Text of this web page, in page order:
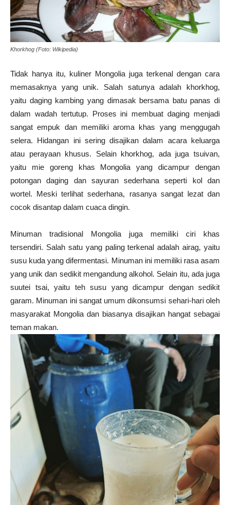
Khorkhog (Foto: Wikipedia)
Tidak hanya itu, kuliner Mongolia juga terkenal dengan cara
memasaknya yang unik. Salah satunya adalah khorkhog,
yaitu daging kambing yang dimasak bersama batu panas di
dalam wadah tertutup. Proses ini membuat daging menjadi
sangat empuk dan memiliki aroma khas yang menggugah
selera. Hidangan ini sering disajikan dalam acara keluarga
atau perayaan khusus. Selain khorkhog, ada juga tsuivan,
yaitu mie goreng khas Mongolia yang dicampur dengan
potongan daging dan sayuran sederhana seperti kol dan
wortel. Meski terlihat sederhana, rasanya sangat lezat dan
cocok disantap dalam cuaca dingin.
Minuman tradisional Mongolia juga memiliki ciri khas
tersendiri. Salah satu yang paling terkenal adalah airag, yaitu
susu kuda yang difermentasi. Minuman ini memiliki rasa asam
yang unik dan sedikit mengandung alkohol. Selain itu, ada juga
suutei tsai, yaitu teh susu yang dicampur dengan sedikit
garam. Minuman ini sangat umum dikonsumsi sehari-hari oleh
masyarakat Mongolia dan biasanya disajikan hangat sebagai
teman makan.